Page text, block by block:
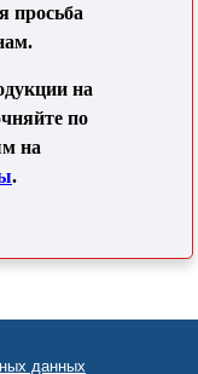
просьба
на
по
на
.
данных